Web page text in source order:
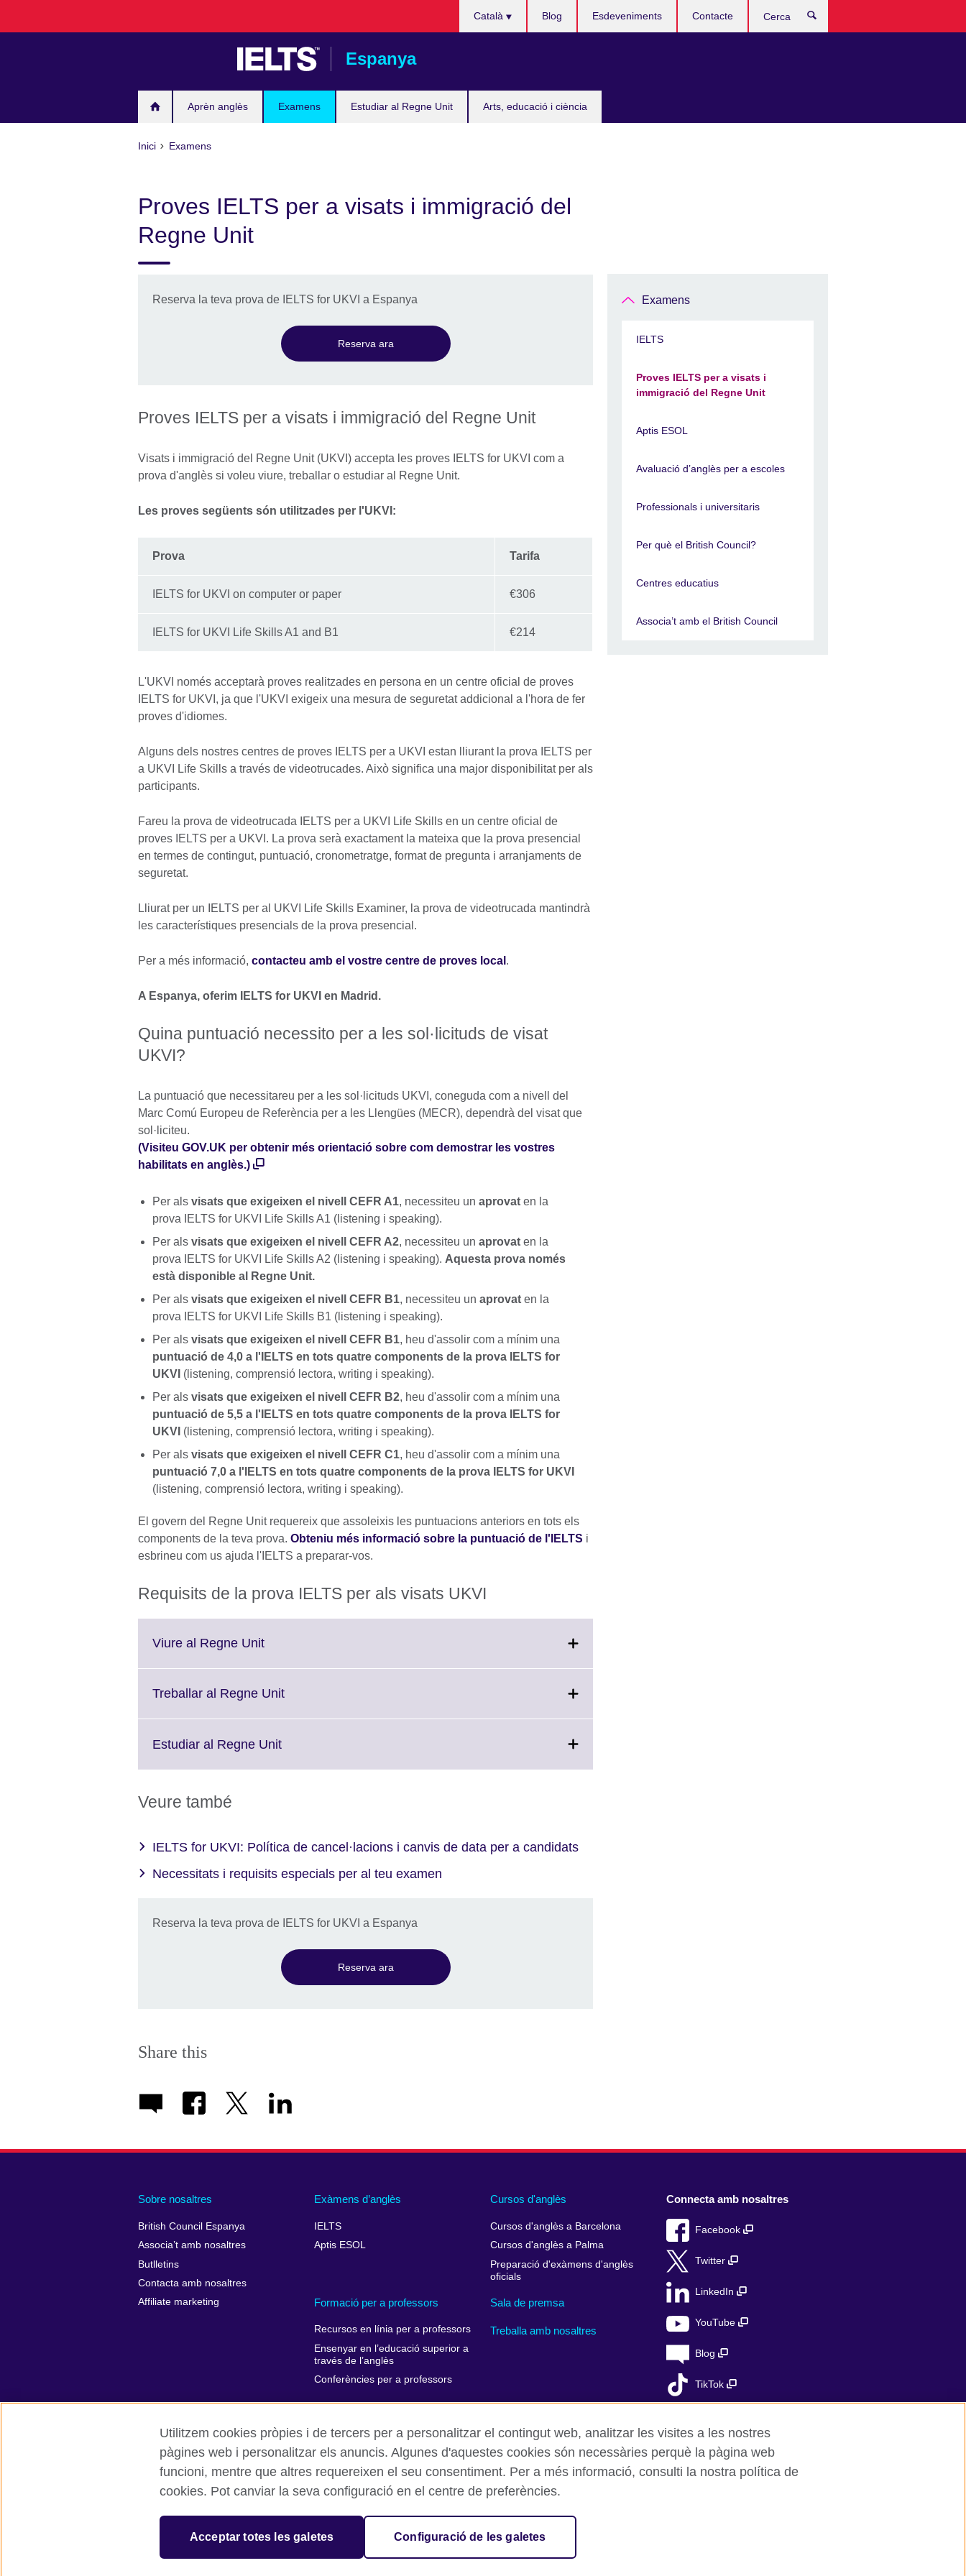
Espanya
Aprèn anglès Examens Estudiar al Regne Unit Arts, educació i ciència
Català Blog Esdeveniments Contacte
Inici Examens
Proves IELTS per a visats i immigració del
Regne Unit
Reserva la teva prova de IELTS for UKVI a Espanya
Reserva ara
Proves IELTS per a visats i immigració del Regne Unit
Visats i immigració del Regne Unit (UKVI) accepta les proves IELTS for UKVI com a
prova d'anglès si voleu viure, treballar o estudiar al Regne Unit.
Les proves següents són utilitzades per l'UKVI:
Prova Tarifa
IELTS for UKVI on computer or paper €306
IELTS for UKVI Life Skills A1 and B1 €214
L'UKVI només acceptarà proves realitzades en persona en un centre oficial de proves
IELTS for UKVI, ja que l'UKVI exigeix una mesura de seguretat addicional a l'hora de fer
proves d'idiomes.
Alguns dels nostres centres de proves IELTS per a UKVI estan lliurant la prova IELTS per
a UKVI Life Skills a través de videotrucades. Això significa una major disponibilitat per als
participants.
Fareu la prova de videotrucada IELTS per a UKVI Life Skills en un centre oficial de
proves IELTS per a UKVI. La prova serà exactament la mateixa que la prova presencial
en termes de contingut, puntuació, cronometratge, format de pregunta i arranjaments de
seguretat.
Lliurat per un IELTS per al UKVI Life Skills Examiner, la prova de videotrucada mantindrà
les característiques presencials de la prova presencial.
Per a més informació, contacteu amb el vostre centre de proves local .
A Espanya, oferim IELTS for UKVI en Madrid.
Quina puntuació necessito per a les sol·licituds de visat
UKVI?
La puntuació que necessitareu per a les sol·licituds UKVI, coneguda com a nivell del
Marc Comú Europeu de Referència per a les Llengües (MECR), dependrà del visat que
sol·liciteu.
(Visiteu GOV.UK per obtenir més orientació sobre com demostrar les vostres
habilitats en anglès.)
Per als visats que exigeixen el nivell CEFR A1, necessiteu un aprovat en la
prova IELTS for UKVI Life Skills A1 (listening i speaking).
Per als visats que exigeixen el nivell CEFR A2, necessiteu un aprovat en la
prova IELTS for UKVI Life Skills A2 (listening i speaking). Aquesta prova només
està disponible al Regne Unit.
Per als visats que exigeixen el nivell CEFR B1, necessiteu un aprovat en la
prova IELTS for UKVI Life Skills B1 (listening i speaking).
Per als visats que exigeixen el nivell CEFR B1, heu d'assolir com a mínim una
puntuació de 4,0 a l'IELTS en tots quatre components de la prova IELTS for
UKVI (listening, comprensió lectora, writing i speaking).
Per als visats que exigeixen el nivell CEFR B2, heu d'assolir com a mínim una
puntuació de 5,5 a l'IELTS en tots quatre components de la prova IELTS for
UKVI (listening, comprensió lectora, writing i speaking).
Per als visats que exigeixen el nivell CEFR C1, heu d'assolir com a mínim una
puntuació 7,0 a l'IELTS en tots quatre components de la prova IELTS for UKVI
(listening, comprensió lectora, writing i speaking).
El govern del Regne Unit requereix que assoleixis les puntuacions anteriors en tots els
components de la teva prova. Obteniu més informació sobre la puntuació de l'IELTS i
esbrineu com us ajuda l'IELTS a preparar-vos.
Requisits de la prova IELTS per als visats UKVI
Viure al Regne UnitClick
More
Treballar al Regne UnitClick
Estudiar al Regne UnitClick
Veure també
IELTS for UKVI: Política de cancel·lacions i canvis de data per a candidats
Necessitats i requisits especials per al teu examen
Reserva la teva prova de IELTS for UKVI a Espanya
Reserva ara
Share this
Examens
IELTS
Proves IELTS per a visats i
immigració del Regne Unit
Aptis ESOL
Avaluació d’anglès per a escoles
Professionals i universitaris
Per què el British Council?
Centres educatius
Associa’t amb el British Council
Sobre nosaltres
British Council Espanya
Associa’t amb nosaltres
Butlletins
Contacta amb nosaltres
Affiliate marketing
Exàmens d’anglès
IELTS
Aptis ESOL
Cursos d'anglès
Cursos d'anglès a Barcelona
Cursos d'anglès a Palma
Preparació d'exàmens d'anglès
oficials
Formació per a professors
Recursos en línia per a professors
Ensenyar en l’educació superior a
través de l’anglès
Conferències per a professors
Sala de premsa
Treballa amb nosaltres
Connecta amb nosaltres
Facebook
Twitter
LinkedIn
YouTube
Blog
TikTok
British Council Global Privacitat Avís Legal Cookies Mapa web
© 2026 British Council
Wales) SC037733 (Scotland). Registered in Spain as “Delegación en España de la Fundación British Council” in the Ministry of Justice under number
847 CUL-EXT.
Utilitzem cookies pròpies i de tercers per a personalitzar el contingut web, analitzar les visites a les nostres
pàgines web i personalitzar els anuncis. Algunes d'aquestes cookies són necessàries perquè la pàgina web
funcioni, mentre que altres requereixen el seu consentiment. Per a més informació, consulti la nostra política de
cookies. Pot canviar la seva configuració en el centre de preferències.
Acceptar totes les galetes Configuració de les galetes